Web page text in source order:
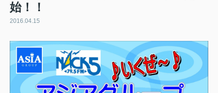
始！！
2016.04.15